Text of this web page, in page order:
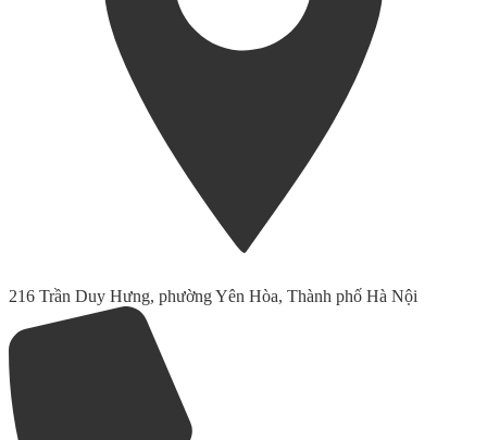
216 Trần Duy Hưng, phường Yên Hòa, Thành phố Hà Nội